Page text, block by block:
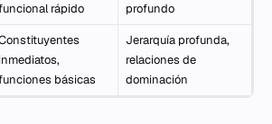
rápido
profundo
inmediatos,
básicas
Jerarquía profunda,
relaciones de
dominación